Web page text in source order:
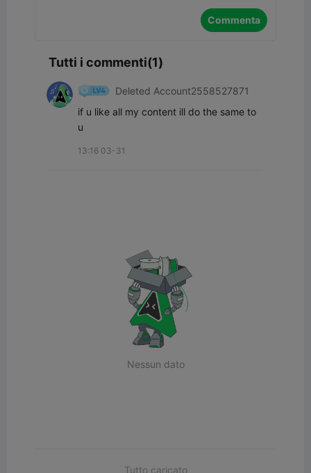
Commenta
Tutti i commenti(1)
Deleted Account2558527871
if u like all my content ill do the same to
u
13:16 03-31
Nessun dato
Tutto caricato